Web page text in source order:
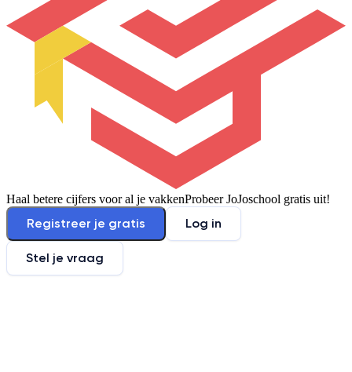
Haal betere cijfers voor al je vakkenProbeer JoJoschool gratis uit!
Registreer je gratis Log in
Stel je vraag